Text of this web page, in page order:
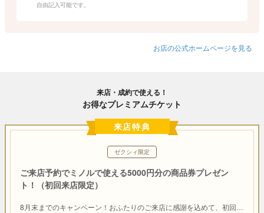
自由記入可能です。
お店の公式ホームページを見る
来店・成約で使える！
お得なプレミアムチケット
来店特典
ゼクシィ限定
ご来店予約でミノルで使える5000円分の商品券プレゼン
ト！（初回来店限定）
8月末までのキャンペーン！おふたりのご来店に感謝を込めて、初回…